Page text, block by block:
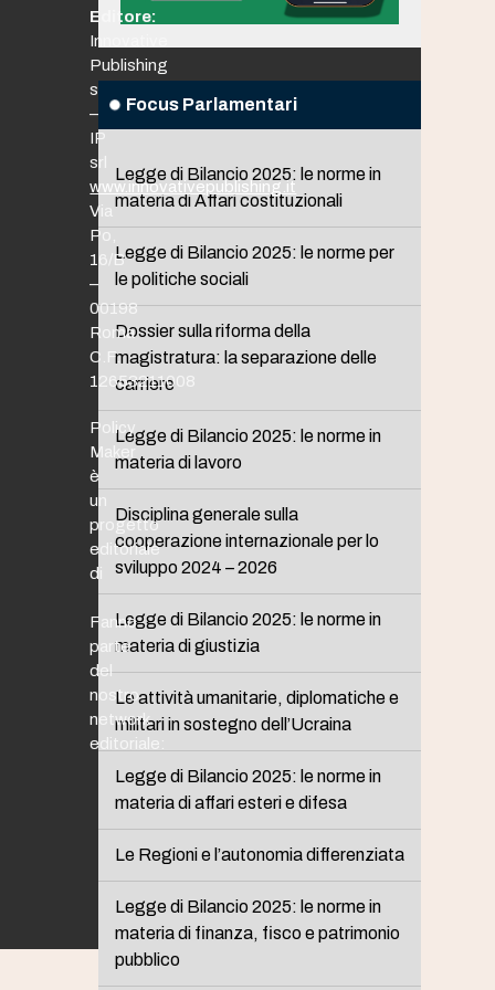
Focus Parlamentari
Legge di Bilancio 2025: le norme in
materia di Affari costituzionali
Legge di Bilancio 2025: le norme per
le politiche sociali
Dossier sulla riforma della
magistratura: la separazione delle
carriere
Legge di Bilancio 2025: le norme in
materia di lavoro
Disciplina generale sulla
cooperazione internazionale per lo
sviluppo 2024 – 2026
Legge di Bilancio 2025: le norme in
materia di giustizia
Le attività umanitarie, diplomatiche e
militari in sostegno dell’Ucraina
Legge di Bilancio 2025: le norme in
materia di affari esteri e difesa
Le Regioni e l’autonomia differenziata
Legge di Bilancio 2025: le norme in
materia di finanza, fisco e patrimonio
pubblico
Editore:
Innovative
Publishing
srl
–
IP
srl
www.innovativepublishing.it
Via
Po,
16/B
–
00198
Roma
C.F.
12653211008
Policy
Maker
è
un
progetto
editoriale
di
Fanno
parte
del
nostro
network
editoriale: